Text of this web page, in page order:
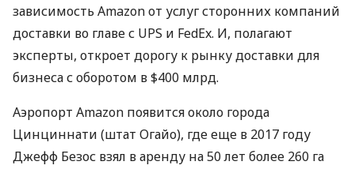
зависимость Amazon от услуг сторонних компаний
доставки во главе с UPS и FedEx. И, полагают
эксперты, откроет дорогу к рынку доставки для
бизнеса с оборотом в $400 млрд.
Аэропорт Amazon появится около города
Цинциннати (штат Огайо), где еще в 2017 году
Джефф Безос взял в аренду на 50 лет более 260 га